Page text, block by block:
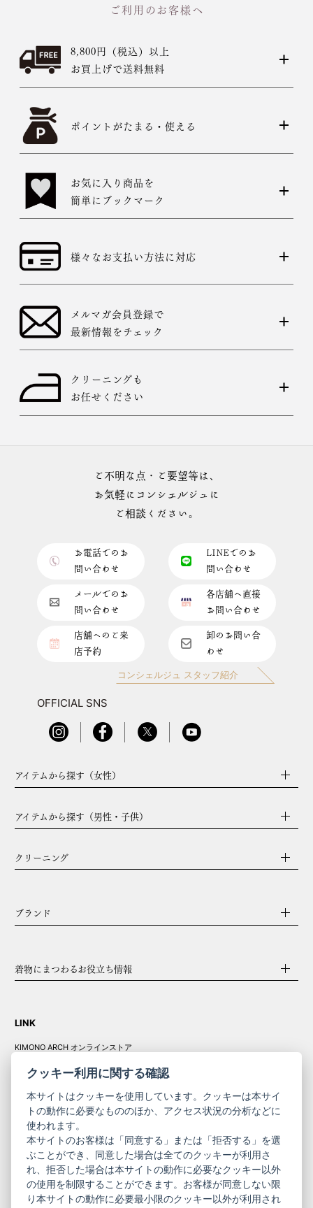
ご利用のお客様へ
8,800円（税込）以上
お買上げで送料無料
ポイントがたまる・使える
お気に入り商品を
簡単にブックマーク
様々なお支払い方法に対応
メルマガ会員登録で
最新情報をチェック
クリーニングも
お任せください
ご不明な点・ご要望等は、
お気軽にコンシェルジュに
ご相談ください。
お電話でのお
問い合わせ
LINEでのお
問い合わせ
メールでのお
問い合わせ
各店舗へ直接
お問い合わせ
店舗へのご来
店予約
卸のお問い合
わせ
コンシェルジュ スタッフ紹介
OFFICIAL SNS
アイテムから探す（女性）
アイテムから探す（男性・子供）
クリーニング
ブランド
着物にまつわるお役立ち情報
LINK
KIMONO ARCH オンラインストア
コーポレート
サイト
きものやまと振
袖
サイト
ニュースレター
ご利用案内
クッキー利用に関する確認
本サイトはクッキーを使用しています。クッキーは本サイ
トの動作に必要なもののほか、アクセス状況の分析などに
使われます。
本サイトのお客様は「同意する」または「拒否する」を選
ぶことができ、同意した場合は全てのクッキーが利用さ
れ、拒否した場合は本サイトの動作に必要なクッキー以外
の使用を制限することができます。お客様が同意しない限
り本サイトの動作に必要最小限のクッキー以外が利用され